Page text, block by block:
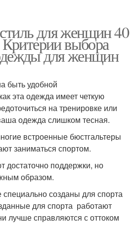
для женщин 40
выбора
для женщин
быть удобной
эта одежда имеет четкую
на тренировке или
одежда слишком тесная.
встроенные бюстгальтеры
заниматься спортом.
поддержки, но
образом.
специально созданы для спорта
для спорта работают
лучше справляются с оттоком